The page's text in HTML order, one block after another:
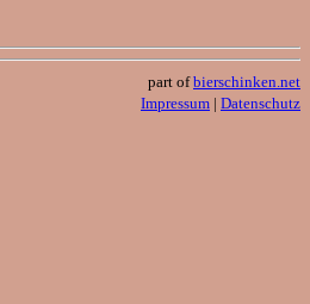
part ofbierschinken.net
Impressum | Datenschutz